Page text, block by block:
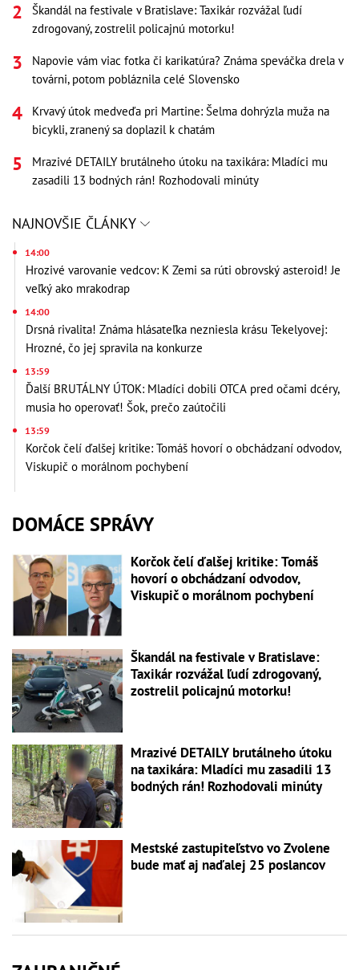
Škandál na festivale v Bratislave: Taxikár rozvážal ľudí
zdrogovaný, zostrelil policajnú motorku!
Napovie vám viac fotka či karikatúra? Známa speváčka drela v
továrni, potom pobláznila celé Slovensko
Krvavý útok medveďa pri Martine: Šelma dohrýzla muža na
bicykli, zranený sa doplazil k chatám
Mrazivé DETAILY brutálneho útoku na taxikára: Mladíci mu
zasadili 13 bodných rán! Rozhodovali minúty
NAJNOVŠIE ČLÁNKY
14:00
Hrozivé varovanie vedcov: K Zemi sa rúti obrovský asteroid! Je
veľký ako mrakodrap
14:00
Drsná rivalita! Známa hlásateľka nezniesla krásu Tekelyovej:
Hrozné, čo jej spravila na konkurze
13:59
Ďalší BRUTÁLNY ÚTOK: Mladíci dobili OTCA pred očami dcéry,
musia ho operovať! Šok, prečo zaútočili
13:59
Korčok čelí ďalšej kritike: Tomáš hovorí o obchádzaní odvodov,
Viskupič o morálnom pochybení
DOMÁCE SPRÁVY
Korčok čelí ďalšej kritike: Tomáš
hovorí o obchádzaní odvodov,
Viskupič o morálnom pochybení
Škandál na festivale v Bratislave:
Taxikár rozvážal ľudí zdrogovaný,
zostrelil policajnú motorku!
Mrazivé DETAILY brutálneho útoku
na taxikára: Mladíci mu zasadili 13
bodných rán! Rozhodovali minúty
Mestské zastupiteľstvo vo Zvolene
bude mať aj naďalej 25 poslancov